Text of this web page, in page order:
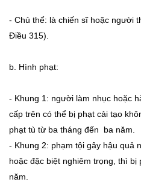
- Chủ thể: là chiến sĩ hoặc người
Điều 315).
b. Hình phạt:
- Khung 1: người làm nhục hoặc
cấp trên có thể bị phạt cải tạo
phạt tù từ ba tháng đến ba năm.
- Khung 2: phạm tội gây hậu quả
hoặc đặc biệt nghiêm trọng, thì
năm.